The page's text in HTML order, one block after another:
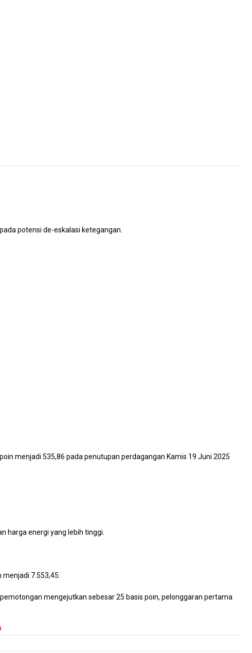
potensi de-eskalasi ketegangan.
menjadi 535,86 pada penutupan perdagangan Kamis 19 Juni 2025
harga energi yang lebih tinggi.
7.553,45.
mengejutkan sebesar 25 basis poin, pelonggaran pertama